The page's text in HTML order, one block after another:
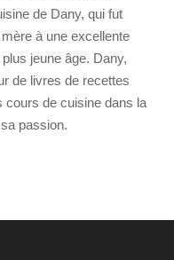
de Dany, qui fut
à une excellente
jeune âge. Dany,
de livres de recettes
cours de cuisine dans la
passion.